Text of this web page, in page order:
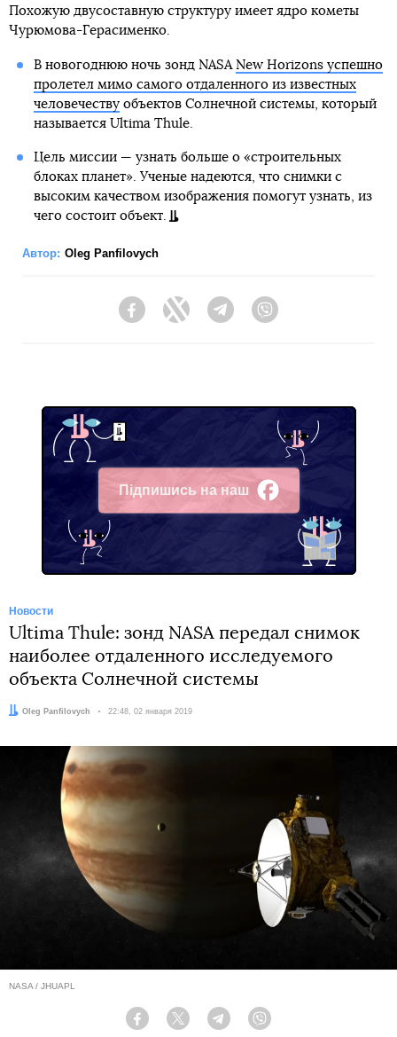
Похожую двусоставную структуру имеет ядро кометы
Чурюмова-Герасименко.
В новогоднюю ночь зонд NASA New Horizons успешно
пролетел мимо самого отдаленного из известных
человечествуобъектов Солнечной системы, который
называется Ultima Thule.
Цель миссии — узнать больше о «строительных
блоках планет». Ученые надеются, что снимки с
высоким качеством изображения помогут узнать, из
чего состоит объект.
Автор: Oleg Panfilovych
FacebookTwitter Telegram
Підпишись на наш
Facebook
Новости
Ultima Thule: зонд NASA передал снимок
наиболее отдаленного исследуемого
объекта Солнечной системы
Автор:
Oleg Panfilovych Дата:
22:48, 02 января 2019
NASA / JHUAPL
Facebook Twitter Telegram